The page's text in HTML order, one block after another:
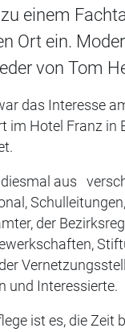
einem
Ort ein.
von Tom
das Interesse
im Hotel Franz in
aus
der
und Interessierte.
ist es, die Zeit